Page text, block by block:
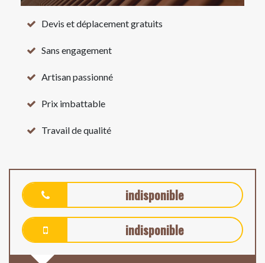
Devis et déplacement gratuits
Sans engagement
Artisan passionné
Prix imbattable
Travail de qualité
indisponible
indisponible